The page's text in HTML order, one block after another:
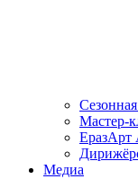
Мастер-
ЕразАрт
Медиа